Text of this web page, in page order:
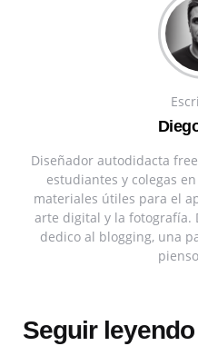
Diseñador autodidacta
estudiantes y colegas
materiales útiles para el
arte digital y la fotografía.
dedico al blogging, una
Seguir